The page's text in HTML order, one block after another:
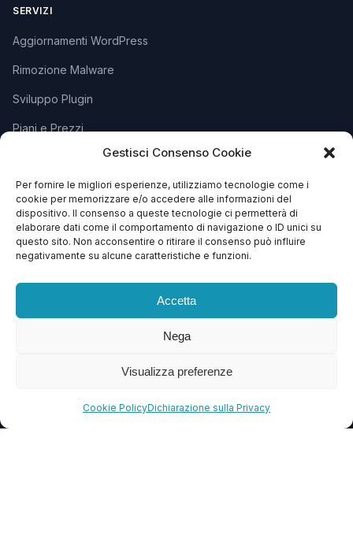
Gestisci Consenso Cookie
Per fornire le migliori esperienze, utilizziamo tecnologie come i
cookie per memorizzare e/o accedere alle informazioni del
dispositivo. Il consenso a queste tecnologie ci permetterà di
elaborare dati come il comportamento di navigazione o ID unici su
questo sito. Non acconsentire o ritirare il consenso può influire
negativamente su alcune caratteristiche e funzioni.
Accetta
Nega
Visualizza preferenze
Cookie PolicyDichiarazione sulla Privacy
SERVIZI
Aggiornamenti WordPress
Rimozione Malware
Sviluppo Plugin
Piani e Prezzi
SUPPORTO
Apri Ticket
Contattaci
+39 0245076840